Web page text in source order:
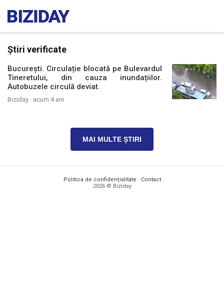
Știri verificate
București. Circulație blocată pe Bulevardul
Tineretului, din cauza inundațiilor.
Autobuzele circulă deviat.
Biziday · acum 4 ani
MAI MULTE ȘTIRI
Politica de confidențialitate · Contact
2026 © Biziday